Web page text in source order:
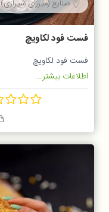
صنایع (میرزای شیرازی)
فست فود لکاویچ
فست فود لکاویچ
اطلاعات بیشتر...